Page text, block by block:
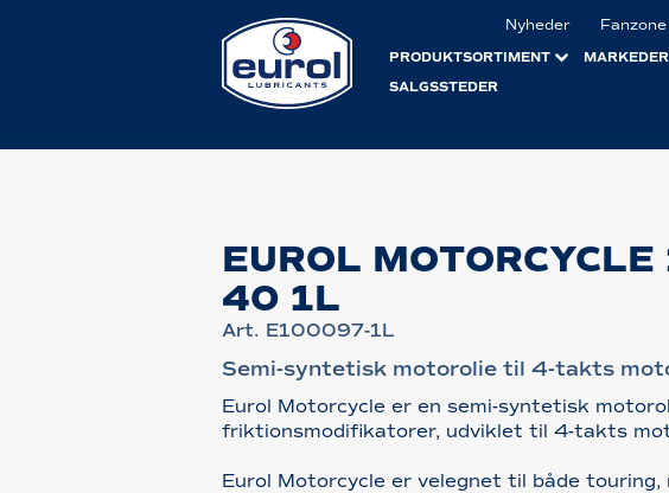
Nyheder Fanzone
PRODUKTSORTIMENT MARKEDER
SALGSSTEDER
EUROL
40 1L
Art. E100097-1L
Semi-syntetisk motorolie til 4-takts
Eurol Motorcycle er en semi-syntetisk
friktionsmodifikatorer, udviklet til 4-takts
Eurol Motorcycle er velegnet til både touring,